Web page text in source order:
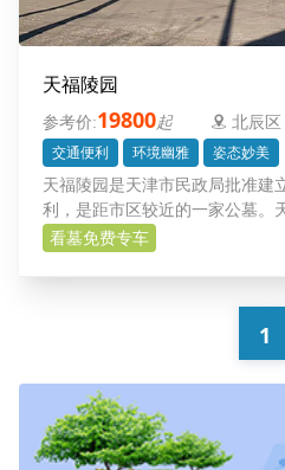
天福陵园
19800起 北辰区
交通便利 环境幽雅 姿态妙美
天福陵园是天津市民政局批准建
利，是距市区较近的一家公墓。
河桥北5公里处，仅临京津公路
源充足，地势高、土质净、环境
看墓免费专车
1